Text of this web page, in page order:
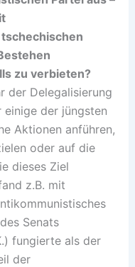
zu verbieten?
der Delegalisierung
einige der jüngsten
Aktionen anführen,
oder auf die
dieses Ziel
z.B. mit
Senats
fungierte als der
der